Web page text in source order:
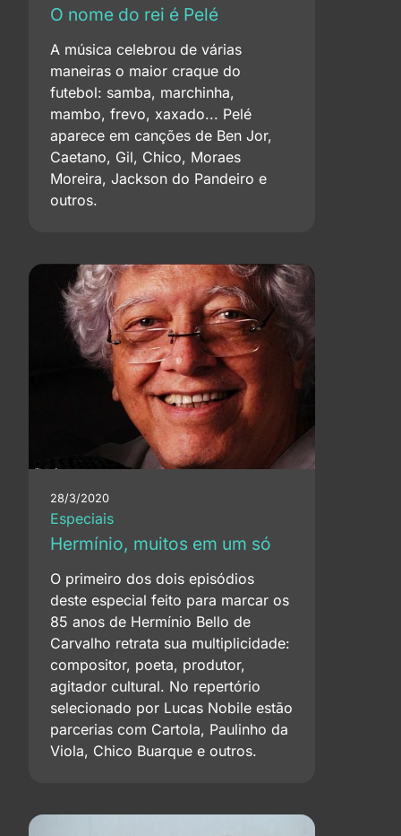
O nome do rei é Pelé
A música celebrou de várias
maneiras o maior craque do
futebol: samba, marchinha,
mambo, frevo, xaxado... Pelé
aparece em canções de Ben Jor,
Caetano, Gil, Chico, Moraes
Moreira, Jackson do Pandeiro e
outros.
28/3/2020
Especiais
Hermínio, muitos em um só
O primeiro dos dois episódios
deste especial feito para marcar os
85 anos de Hermínio Bello de
Carvalho retrata sua multiplicidade:
compositor, poeta, produtor,
agitador cultural. No repertório
selecionado por Lucas Nobile estão
parcerias com Cartola, Paulinho da
Viola, Chico Buarque e outros.